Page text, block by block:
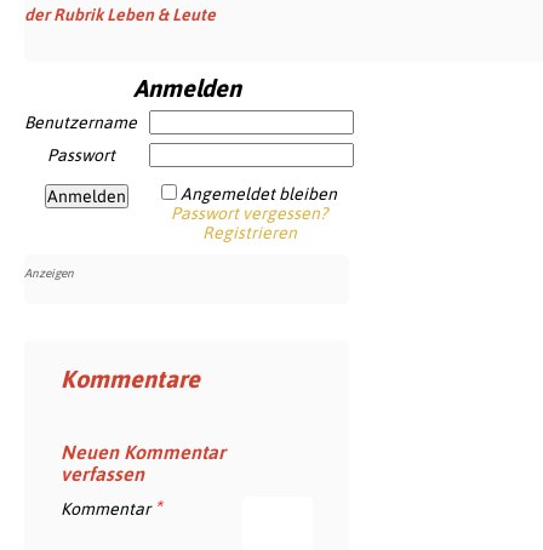
der Rubrik Leben & Leute
Anmelden
Benutzername
Passwort
Angemeldet bleiben
Passwort vergessen?
Registrieren
Kommentare
Neuen Kommentar
verfassen
Kommentar *